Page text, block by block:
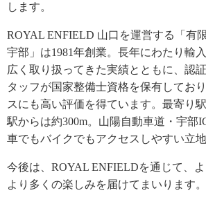
します。
ROYAL ENFIELD 山口を運営する「有
宇部」は1981年創業。長年にわたり輸
広く取り扱ってきた実績とともに、認
タッフが国家整備士資格を保有してお
スにも高い評価を得ています。最寄り
駅からは約300m。山陽自動車道・宇部
車でもバイクでもアクセスしやすい立地
今後は、ROYAL ENFIELDを通じて、よ
より多くの楽しみを届けてまいります。